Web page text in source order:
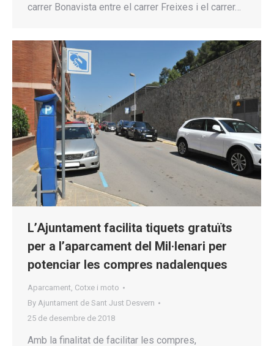
carrer Bonavista entre el carrer Freixes i el carrer…
L’Ajuntament facilita tiquets gratuïts
per a l’aparcament del Mil·lenari per
potenciar les compres nadalenques
Aparcament, Cotxe i moto
By Ajuntament de Sant Just Desvern
25 de desembre de 2018
Amb la finalitat de facilitar les compres,